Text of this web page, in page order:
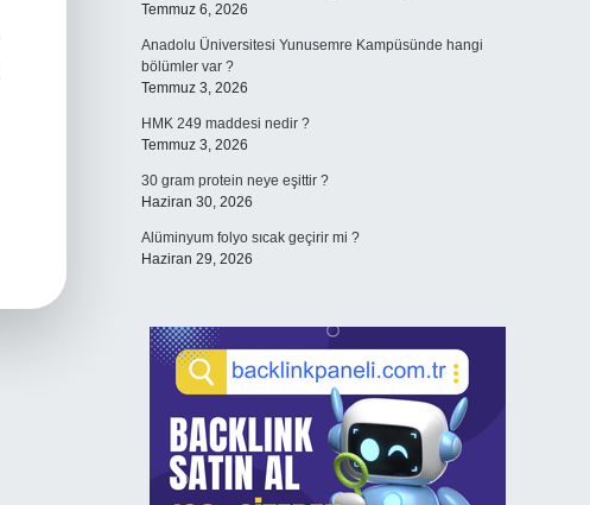
Temmuz 6, 2026
Anadolu Üniversitesi Yunusemre Kampüsünde hangi
bölümler var ?
Temmuz 3, 2026
HMK 249 maddesi nedir ?
Temmuz 3, 2026
30 gram protein neye eşittir ?
Haziran 30, 2026
Alüminyum folyo sıcak geçirir mi ?
Haziran 29, 2026